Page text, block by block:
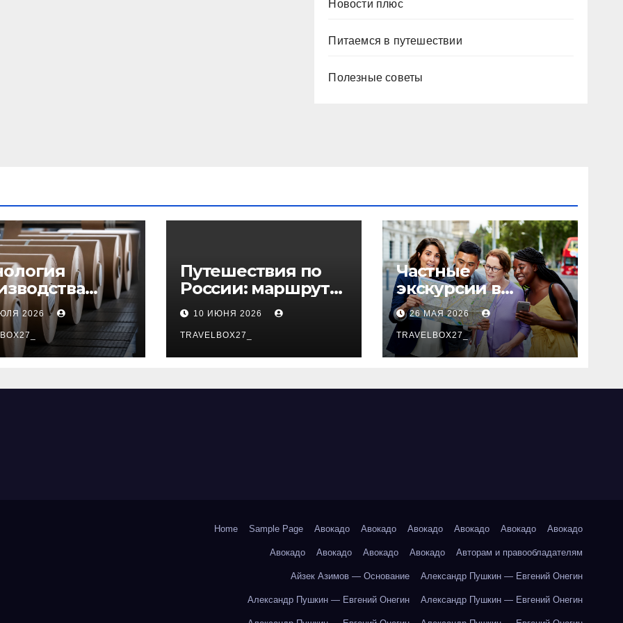
Новости плюс
Питаемся в путешествии
Полезные советы
и
из
волокна
2026
Путешествия по
России: маршруты,
регионы и
особенности
поездок
10 ИЮНЯ 2026
TRAVELBOX27_
Частные
экскурсии в
столице: форматы,
маршруты и
особенности
организации
26 МАЯ 2026
TRAVELBOX27_
Home Sample Page Авокадо Авокадо Авокадо Авокадо Авокадо Авокадо
Авокадо Авокадо Авокадо Авокадо Авторам и правообладателям
Айзек Азимов — Основание Александр Пушкин — Евгений Онегин
Александр Пушкин — Евгений Онегин Александр Пушкин — Евгений Онегин